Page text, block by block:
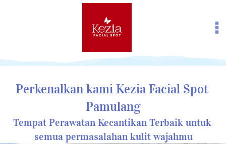
Perkenalkan kami Kezia Facial Spot
Pamulang
Tempat Perawatan Kecantikan Terbaik untuk
semua permasalahan kulit wajahmu